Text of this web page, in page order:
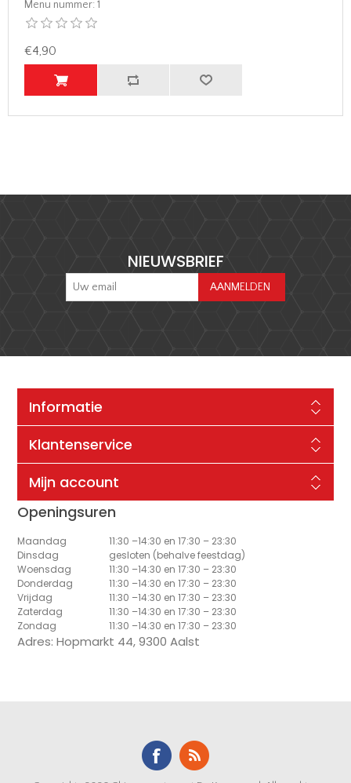
Menu nummer: 1
€4,90
NIEUWSBRIEF
Informatie
Klantenservice
Mijn account
Openingsuren
Maandag
11:30 –14:30 en 17:30 – 23:30
Dinsdag
gesloten (behalve feestdag)
Woensdag
11:30 –14:30 en 17:30 – 23:30
Donderdag
11:30 –14:30 en 17:30 – 23:30
Vrijdag
11:30 –14:30 en 17:30 – 23:30
Zaterdag
11:30 –14:30 en 17:30 – 23:30
Zondag
11:30 –14:30 en 17:30 – 23:30
Adres: Hopmarkt 44, 9300 Aalst